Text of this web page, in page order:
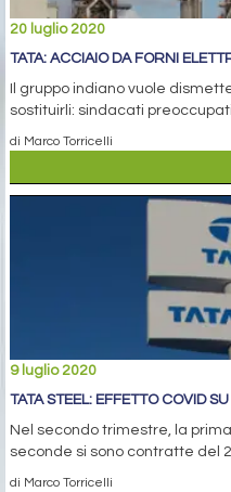
20 luglio 2020
TATA: ACCIAIO DA FORNI
Il gruppo indiano vuole
sostituirli: sindacati
di Marco Torricelli
9 luglio 2020
TATA STEEL: EFFETTO COVID
Nel secondo trimestre, la
seconde si sono contratte del
di Marco Torricelli